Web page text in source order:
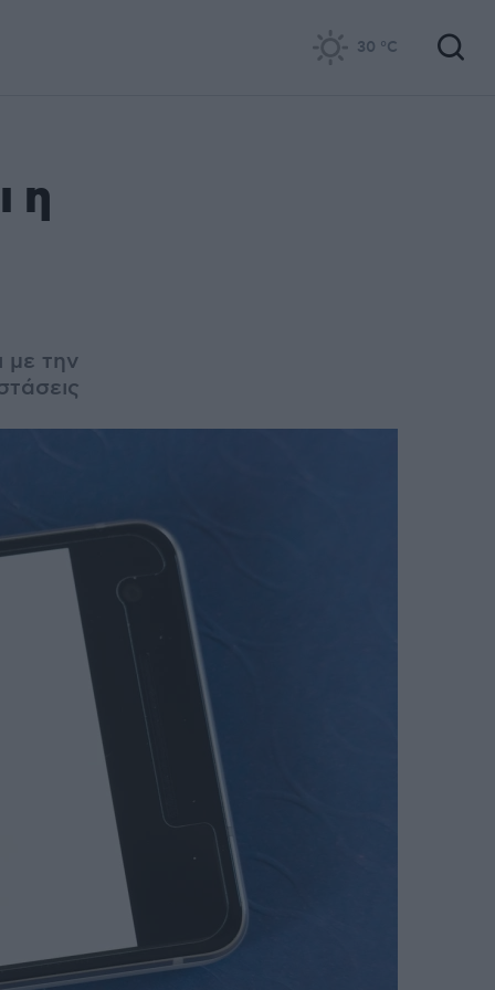
30 °C
η
με την